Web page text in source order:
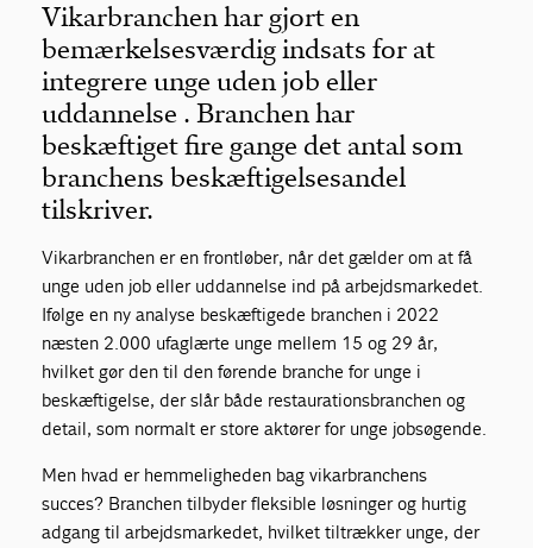
Vikarbranchen har gjort en
bemærkelsesværdig indsats for at
integrere unge uden job eller
uddannelse . Branchen har
beskæftiget fire gange det antal som
branchens beskæftigelsesandel
tilskriver.
Vikarbranchen er en frontløber, når det gælder om at få
unge uden job eller uddannelse ind på arbejdsmarkedet.
Ifølge en ny analyse beskæftigede branchen i 2022
næsten 2.000 ufaglærte unge mellem 15 og 29 år,
hvilket gør den til den førende branche for unge i
beskæftigelse, der slår både restaurationsbranchen og
detail, som normalt er store aktører for unge jobsøgende.
Men hvad er hemmeligheden bag vikarbranchens
succes? Branchen tilbyder fleksible løsninger og hurtig
adgang til arbejdsmarkedet, hvilket tiltrækker unge, der